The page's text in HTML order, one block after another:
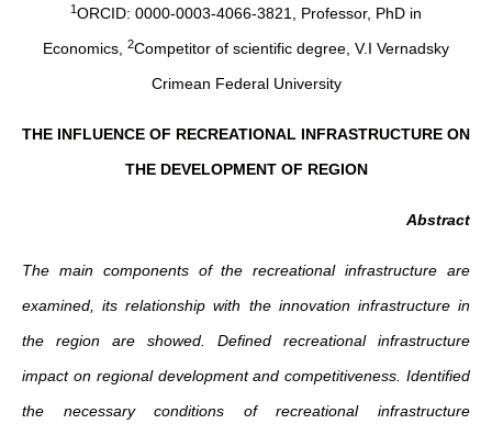
1ORCID: 0000-0003-4066-3821, Professor, PhD in
Economics,
2Competitor of scientific degree, V.I Vernadsky
Crimean Federal University
THE INFLUENCE OF RECREATIONAL INFRASTRUCTURE ON
THE DEVELOPMENT OF REGION
Abstract
The main components of the recreational infrastructure are
examined, its relationship with the innovation infrastructure in
the region are showed. Defined recreational infrastructure
impact on regional development and competitiveness. Identified
the necessary conditions of recreational infrastructure